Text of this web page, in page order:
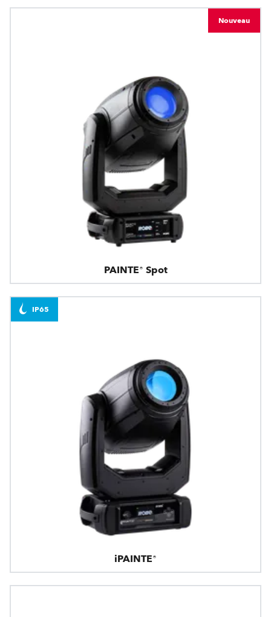
PAINTE® Spot
Nouveau
iPAINTE®
IP65